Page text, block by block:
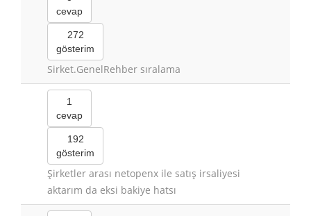
cevap
272
gösterim
Sirket.GenelRehber sıralama
1
cevap
192
gösterim
Şirketler arası netopenx ile satış irsaliyesi
aktarım da eksi bakiye hatsı